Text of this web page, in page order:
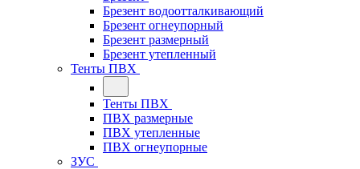
Брезент водоотталкивающий
Брезент огнеупорный
Брезент размерный
Брезент утепленный
Тенты ПВХ
Тенты ПВХ
ПВХ размерные
ПВХ утепленные
ПВХ огнеупорные
ЗУС